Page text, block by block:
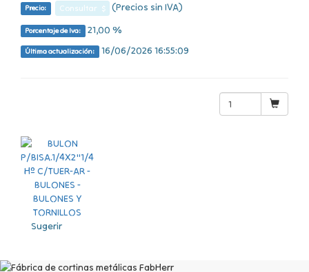
Precio: Consultar $ (Precios sin IVA)
Porcentaje de Iva: 21,00 %
Última actualización: 16/06/2026 16:55:09
Sugerir